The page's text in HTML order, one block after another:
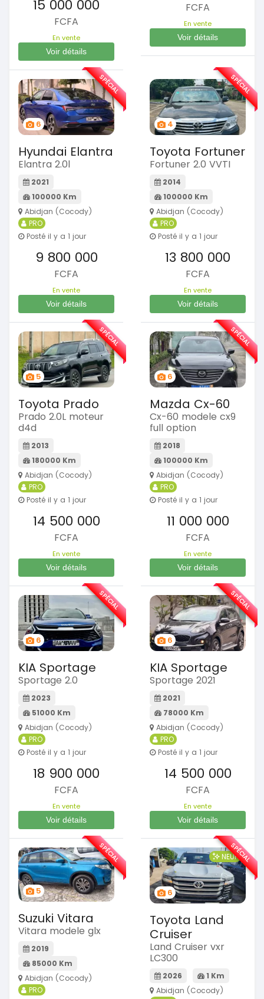
15 000 000
FCFA
En vente
Voir détails
FCFA
En vente
Voir détails
6
Hyundai Elantra
Elantra 2.0l
2021
100000 Km
Abidjan (Cocody)
PRO
Posté il y a 1 jour
9 800 000
FCFA
En vente
Voir détails
SPÉCIAL
4
Toyota Fortuner
Fortuner 2.0 VVTI
2014
100000 Km
Abidjan (Cocody)
PRO
Posté il y a 1 jour
13 800 000
FCFA
En vente
Voir détails
SPÉCIAL
5
Toyota Prado
Prado 2.0L moteur
d4d
2013
180000 Km
Abidjan (Cocody)
PRO
Posté il y a 1 jour
14 500 000
FCFA
En vente
Voir détails
SPÉCIAL
6
Mazda Cx-60
Cx-60 modele cx9
full option
2018
100000 Km
Abidjan (Cocody)
PRO
Posté il y a 1 jour
11 000 000
FCFA
En vente
Voir détails
SPÉCIAL
6
KIA Sportage
Sportage 2.0
2023
51000 Km
Abidjan (Cocody)
PRO
Posté il y a 1 jour
18 900 000
FCFA
En vente
Voir détails
SPÉCIAL
6
KIA Sportage
Sportage 2021
2021
78000 Km
Abidjan (Cocody)
PRO
Posté il y a 1 jour
14 500 000
FCFA
En vente
Voir détails
SPÉCIAL
5
Suzuki Vitara
Vitara modele glx
2019
85000 Km
Abidjan (Cocody)
PRO
SPÉCIAL
6
NEUF
Toyota Land
Cruiser
Land Cruiser vxr
LC300
2026
1 Km
Abidjan (Cocody)
SPÉCIAL